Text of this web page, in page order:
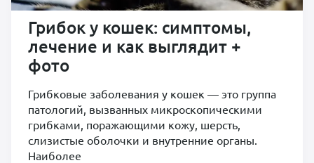
Грибок у кошек: симптомы,
лечение и как выглядит +
фото
Грибковые заболевания у кошек — это группа
патологий, вызванных микроскопическими
грибками, поражающими кожу, шерсть,
слизистые оболочки и внутренние органы.
Наиболее